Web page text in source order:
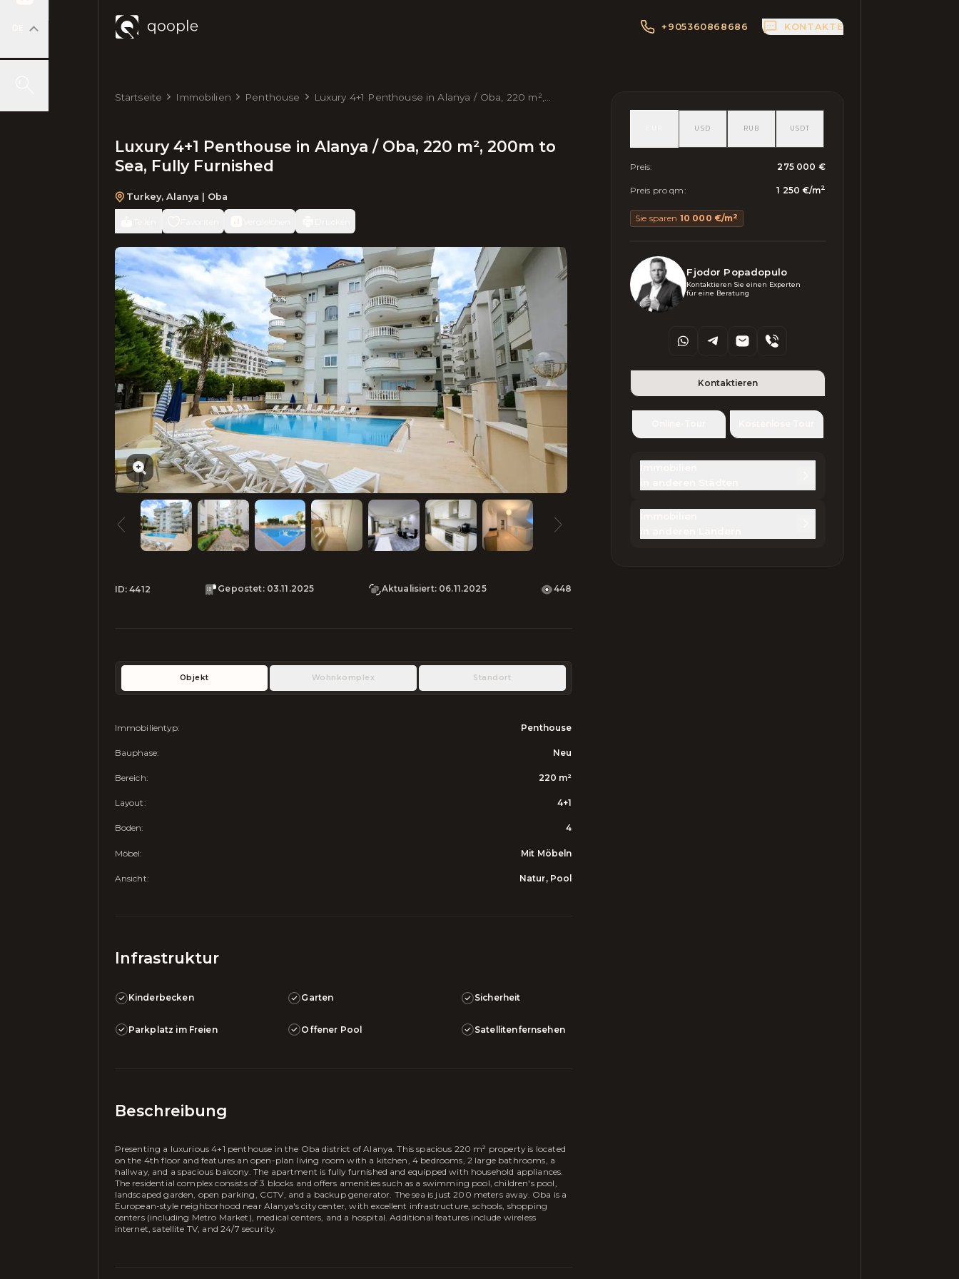
+905360868686 KONTAKTE
Startseite Immobilien Penthouse
Luxury 4+1 Penthouse in Alanya / Oba, 220 m²,
Luxury 4+1 Penthouse in Alanya / Oba, 220 m², 200m to
Sea, Fully Furnished
Turkey, Alanya | Oba
ID:4412 Gepostet: 03.11.2025 Aktualisiert: 06.11.2025 448
Objekt Wohnkomplex Standort
Immobilientyp: Penthouse
Bauphase: Neu
Bereich: 220 m²
Layout: 4+1
Boden: 4
Möbel: Mit Möbeln
Ansicht: Natur, Pool
Infrastruktur
Kinderbecken Garten Sicherheit
Parkplatz im Freien Offener Pool Satellitenfernsehen
Beschreibung
Presenting a luxurious 4+1 penthouse in the Oba district of Alanya. This spacious 220 m² property is located
on the 4th floor and features an open-plan living room with a kitchen, 4 bedrooms, 2 large bathrooms, a
hallway, and a spacious balcony. The apartment is fully furnished and equipped with household appliances.
The residential complex consists of 3 blocks and offers amenities such as a swimming pool, children's pool,
landscaped garden, open parking, CCTV, and a backup generator. The sea is just 200 meters away. Oba is a
European-style neighborhood near Alanya's city center, with excellent infrastructure, schools, shopping
centers (including Metro Market), medical centers, and a hospital. Additional features include wireless
internet, satellite TV, and 24/7 security.
USD RUB USDT
Preis: 275 000 €
Preis pro qm: 1 250 €/m2
Sie sparen 10 000 €/m2
Fjodor Popadopulo
Kontaktieren Sie einen Experten
für eine Beratung
Kontaktieren